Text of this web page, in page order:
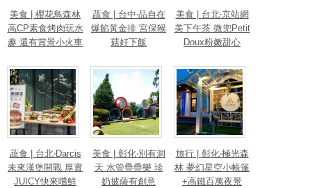
美食 | 櫻花鳥森林
高CP素食烤肉玩水
趣 還有賞景小火車
蔬食 | 台中‧品自在
爆餡黃金排 宮保猴
菇好下飯
美食 | 台北‧京站網
美下午茶 微兜Petit
Doux粉嫩甜心
蔬食 | 台北‧Darcis
未來漢堡開戰 厚實
JUICY快來嚐鮮
美食 | 彰化‧別有洞
天 水管疊疊樂 珍
奶披薩有創意
旅行 | 彰化‧極光森
林 夢幻星空小帳篷
+高鐵百萬夜景